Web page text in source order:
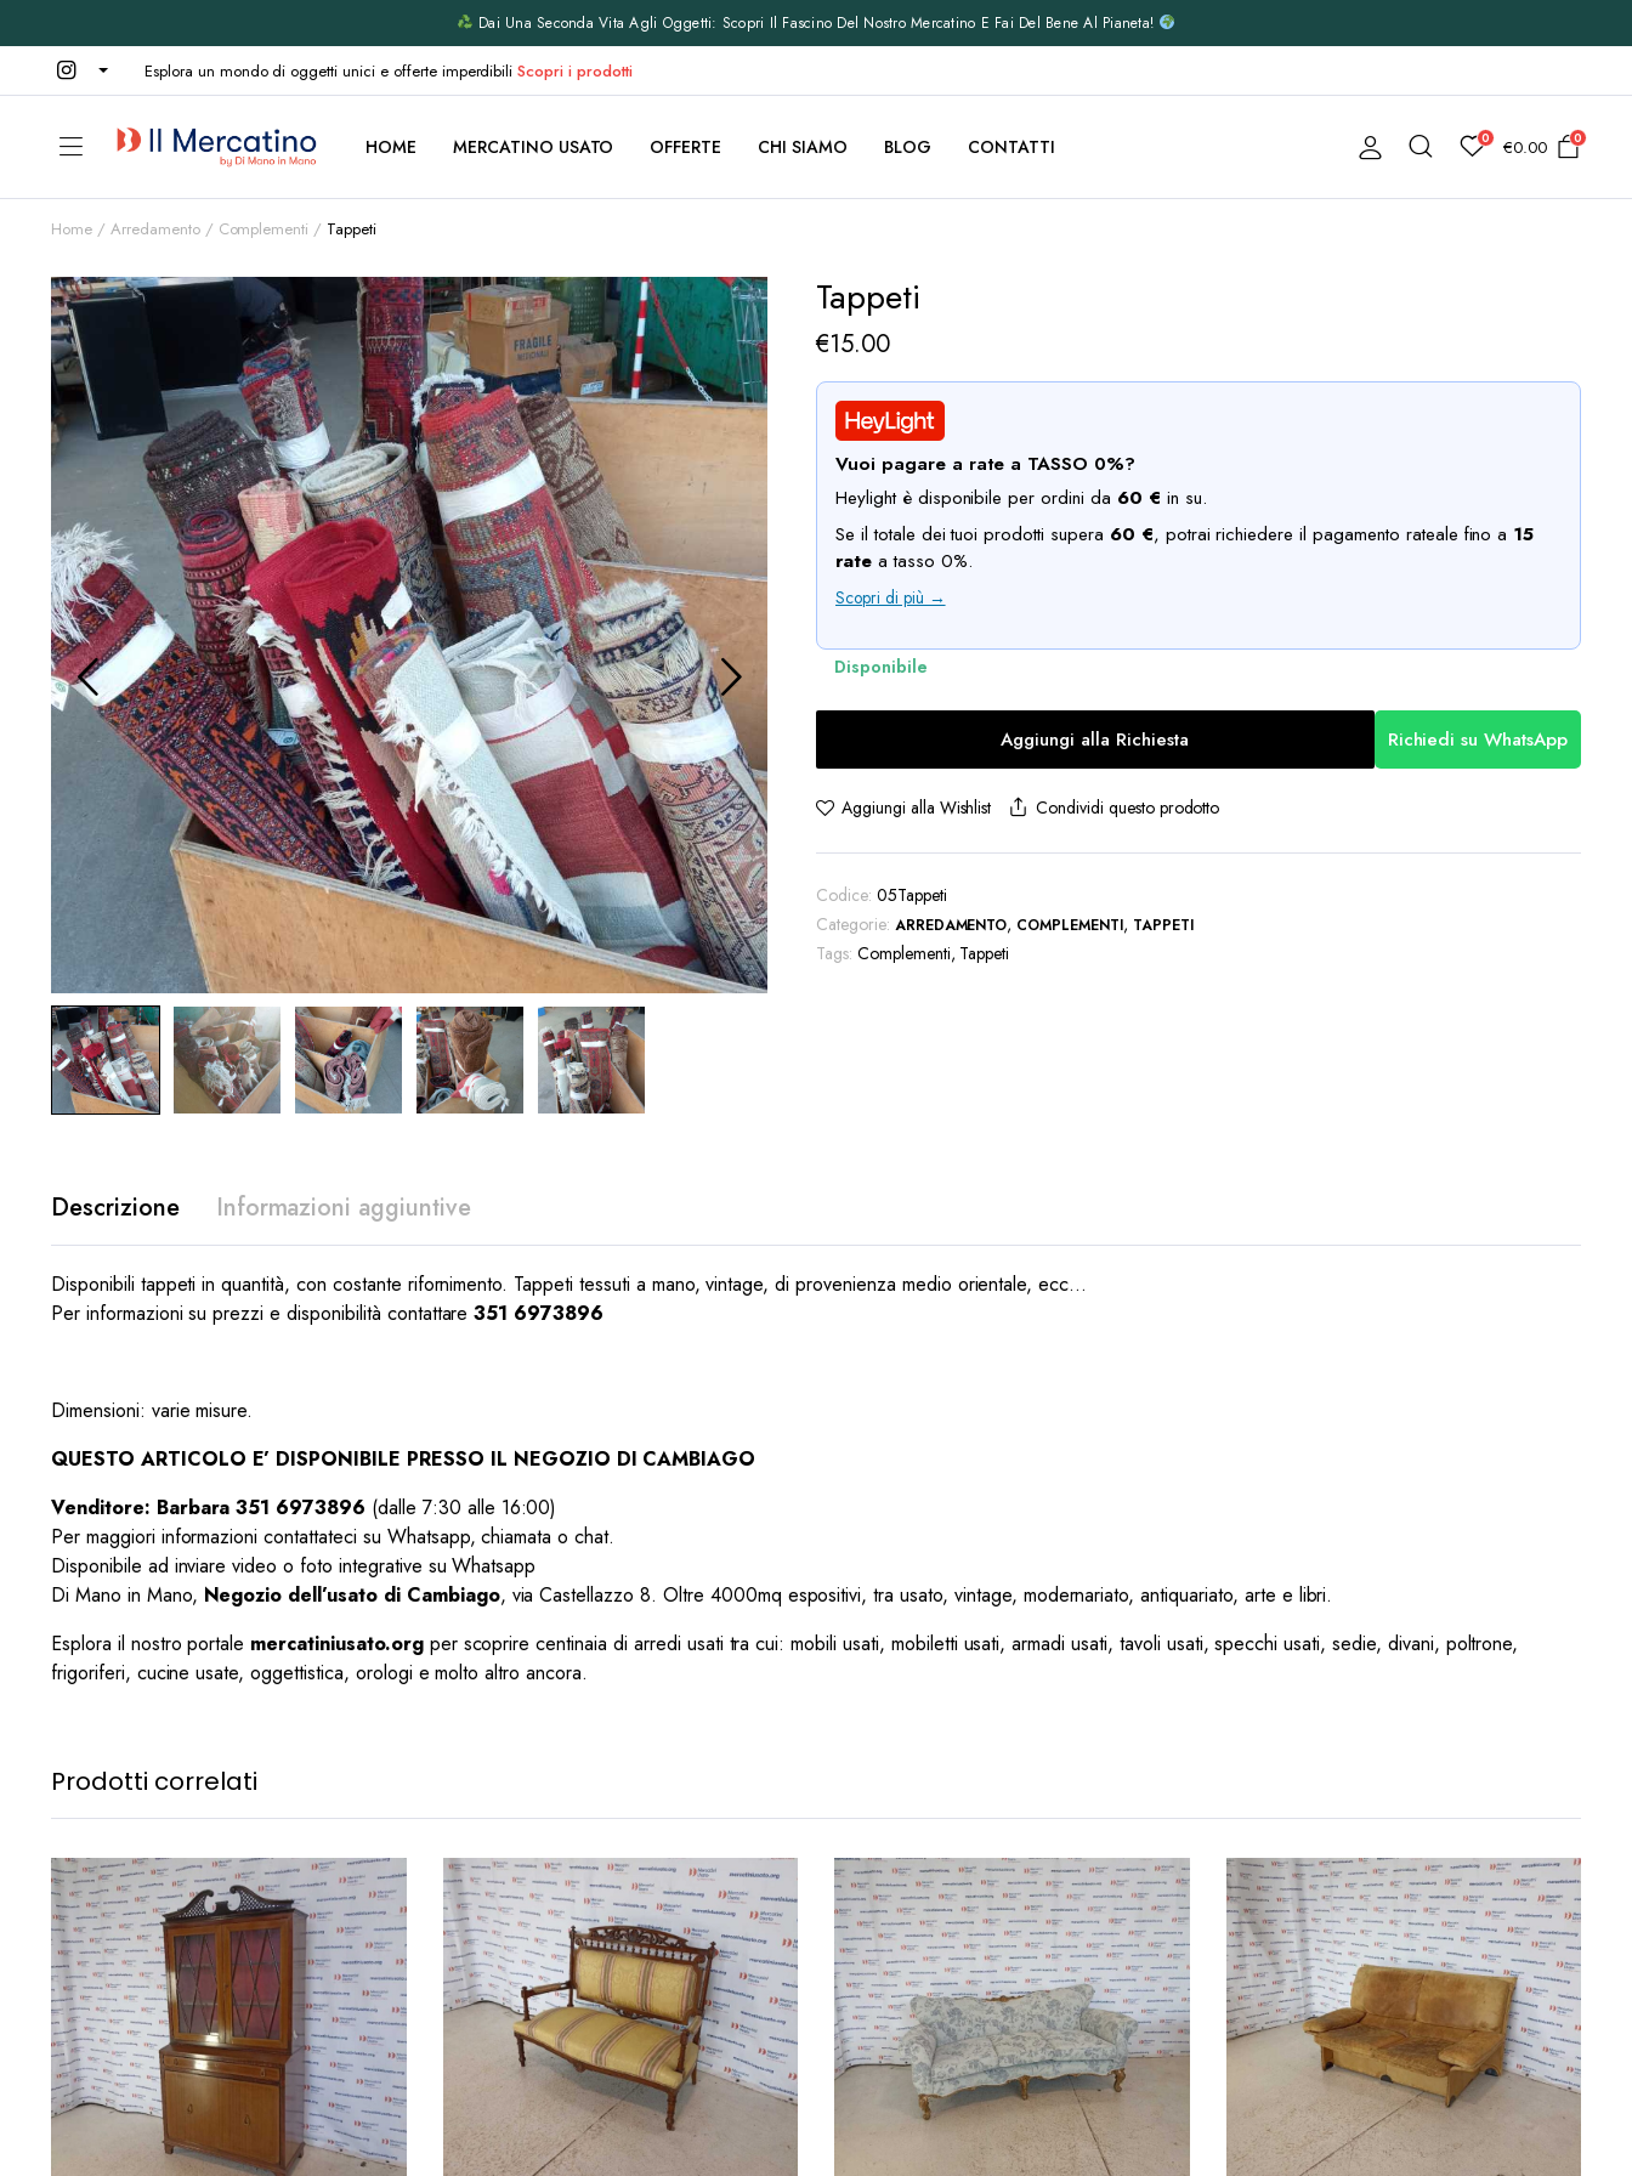
Dai Una Seconda Vita Agli Oggetti: Scopri Il Fascino Del Nostro Mercatino E Fai Del Bene Al Pianeta!
Esplora un mondo di oggetti unici e offerte imperdibiliScopri i prodotti
HOME MERCATINO USATO OFFERTE CHI SIAMO BLOG CONTATTI 0 €0.00 0
Home Arredamento Complementi Tappeti
Tappeti
€15.00
Vuoi pagare a rate a TASSO 0%?
Heylight è disponibile per ordini da 60 € in su.
Se il totale dei tuoi prodotti supera 60 €, potrai richiedere il pagamento rateale fino a 15
ratea tasso 0%.
Scopri di più →
Aggiungi alla Richiesta Richiedi su WhatsApp
Aggiungi alla Wishlist Condividi questo prodotto
Codice: 05Tappeti
Categorie: ARREDAMENTO, COMPLEMENTI, TAPPETI
Tags: Complementi, Tappeti
Descrizione Informazioni aggiuntive
Disponibili tappeti in quantità, con costante rifornimento. Tappeti tessuti a mano, vintage, di provenienza medio orientale, ecc…
Per informazioni su prezzi e disponibilità contattare351 6973896
Dimensioni: varie misure.
QUESTO ARTICOLO E’ DISPONIBILE PRESSO IL NEGOZIO DI CAMBIAGO
Venditore: Barbara 351 6973896 (dalle 7:30 alle 16:00)
Per maggiori informazioni contattateci su Whatsapp, chiamata o chat.
Disponibile ad inviare video o foto integrative su Whatsapp
Di Mano in Mano, Negozio dell’usato di Cambiago, via Castellazzo 8. Oltre 4000mq espositivi, tra usato, vintage, modernariato, antiquariato, arte e libri.
Esplora il nostro portale mercatiniusato.orgper scoprire centinaia di arredi usati tra cui: mobili usati, mobiletti usati, armadi usati, tavoli usati, specchi usati, sedie, divani, poltrone,
frigoriferi, cucine usate, oggettistica, orologi e molto altro ancora.
Prodotti correlati